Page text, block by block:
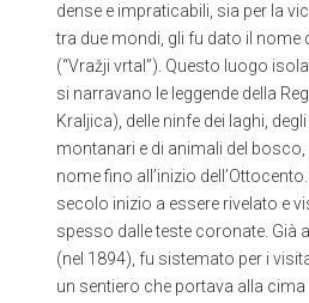
dense e impraticabili, sia per la
tra due mondi, gli fu dato il nome
(“Vražji vrtal”). Questo luogo
si narravano le leggende della
Kraljica), delle ninfe dei laghi,
montanari e di animali del
nome fino all’inizio
secolo inizio a essere rivelato e
spesso dalle teste coronate. Già
(nel 1894), fu sistemato per i
un sentiero che portava alla cima